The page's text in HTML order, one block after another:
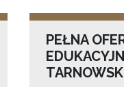
PEŁNA